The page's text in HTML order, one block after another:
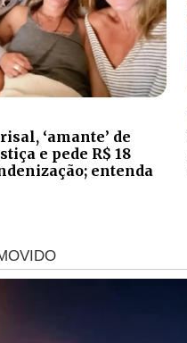
‘amante’ de
e pede R$ 18
entenda